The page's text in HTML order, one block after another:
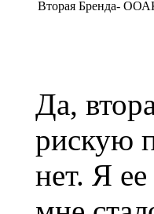
Вторая Бренда-
Да,
рискую
нет. Я